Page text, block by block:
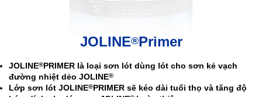
JOLINE®Primer
JOLINE®PRIMER là loại sơn lót dùng lót cho sơn kẻ vạch
đường nhiệt dẻo JOLINE®
Lớp sơn lót JOLINE®PRIMER sẽ kéo dài tuổi thọ và tăng độ